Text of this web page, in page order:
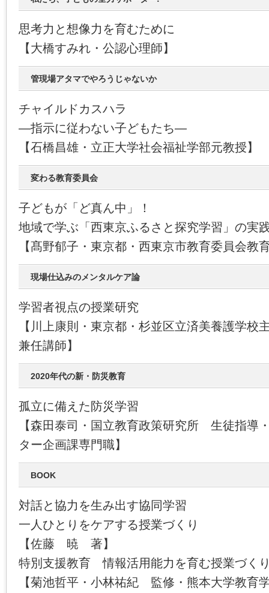
思考力と想像力を育むために
【大橋すみれ・公認心理師】
管現場アタマでやろうじゃないか
チャイルドカスハラ
―指示に従わない子どもたち―
【石橋昌雄・立正大学社会福祉学部元教授】
変わる教育委員会
子どもが「ど真ん中」！
地域で学ぶ「西東京ふるさと探究学習」の実
【髙野郁子・東京都・西東京市教育委員会教
現場仕込みのメンタルケア論
学習者視点の授業研究
【川上康則・東京都・杉並区立済美養護学校
兼任講師】
2020年代の新・防災教育
孤立に備えた防災学習
【森田泰司・国立教育政策研究所 生徒指導
ター企画課専門職】
BOOK
対話と協力を生み出す協同学習
一人ひとりをケアする授業づくり
【佐藤 暁 著】
特別支援教育 情報活用能力を育む授業づく
【菊池哲平・小林祐紀 監修・熊本大学教育